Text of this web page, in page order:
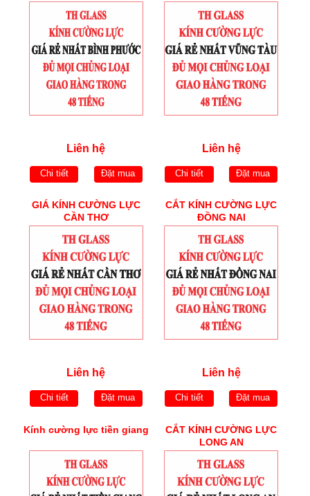
Liên hệ
Chi tiết Đặt mua
Liên hệ
Chi tiết Đặt mua
GIÁ KÍNH CƯỜNG LỰC
CẦN THƠ
Liên hệ
Chi tiết Đặt mua
CẮT KÍNH CƯỜNG LỰC
ĐỒNG NAI
Liên hệ
Chi tiết Đặt mua
Kính cường lực tiền giang
CẮT KÍNH CƯỜNG LỰC
LONG AN